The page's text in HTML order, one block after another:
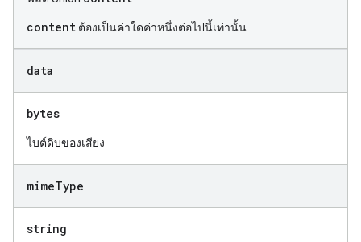
content ต้องเป็นค่าใดค่าหนึ่งต่อไปนี้เท่านั้น
data
bytes
ไบต์ดิบของเสียง
mimeType
string